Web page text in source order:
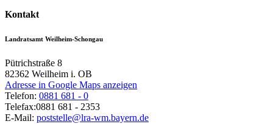
Kontakt
Landratsamt Weilheim-Schongau
Pütrichstraße 8
82362 Weilheim i. OB
Adresse in Google Maps anzeigen
Telefon: 0881 681 - 0
Telefax:0881 681 - 2353
E-Mail: poststelle@lra-wm.bayern.de